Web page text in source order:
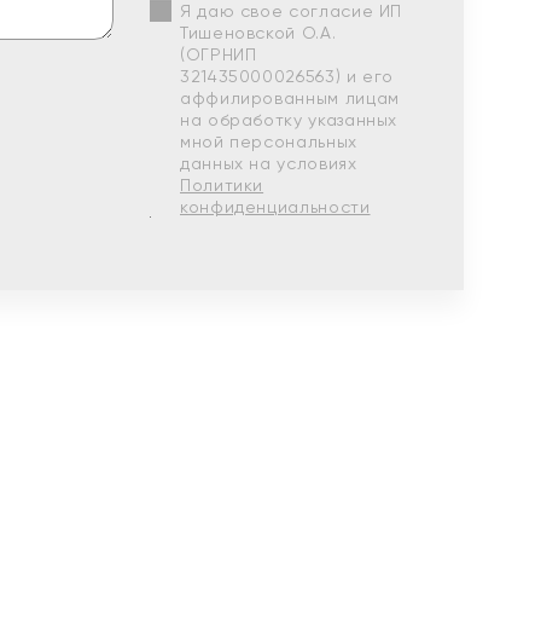
Я даю свое согласие ИП
Тишеновской О.А.
(ОГРНИП
321435000026563) и его
аффилированным лицам
на обработку указанных
мной персональных
данных на условиях
Политики
конфиденциальности